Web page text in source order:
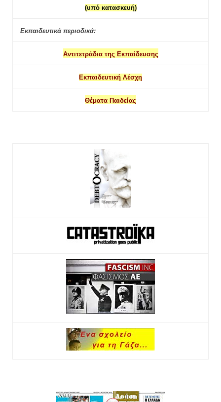
(υπό κατασκευή)
Εκπαιδευτικά περιοδικά:
Αντιτετράδια της Εκπαίδευσης
Εκπαιδευτική Λέσχη
Θέματα Παιδείας